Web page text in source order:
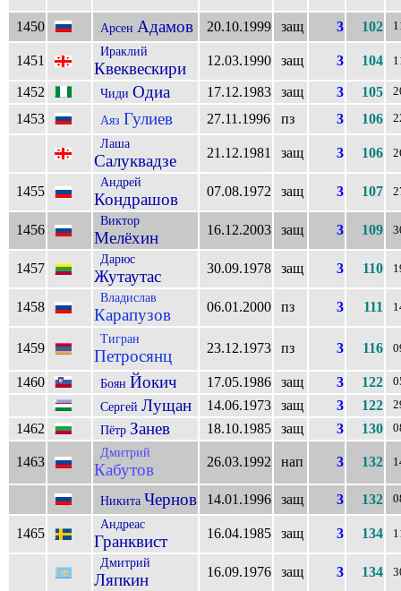
1450 Арсен Адамов 20.10.1999 защ 3 102
1451
Ираклий
Квеквескири 12.03.1990 защ 3 104
1452 Чиди Одиа 17.12.1983 защ 3 105
1453 Аяз Гулиев 27.11.1996 пз 3 106
Лаша
Салуквадзе 21.12.1981 защ 3 106
1455
Андрей
Кондрашов 07.08.1972 защ 3 107
1456
Виктор
Мелёхин 16.12.2003 защ 3 109
1457
Дарюс
Жутаутас 30.09.1978 защ 3 110
1458
Владислав
Карапузов 06.01.2000 пз 3 111
1459
Тигран
Петросянц 23.12.1973 пз 3 116
1460 Боян Йокич 17.05.1986 защ 3 122
Сергей Лущан 14.06.1973 защ 3 122
1462 Пётр Занев 18.10.1985 защ 3 130
1463
Дмитрий
Кабутов 26.03.1992 нап 3 132
Никита Чернов 14.01.1996 защ 3 132
1465
Андреас
Гранквист 16.04.1985 защ 3 134
Дмитрий
Ляпкин 16.09.1976 защ 3 134